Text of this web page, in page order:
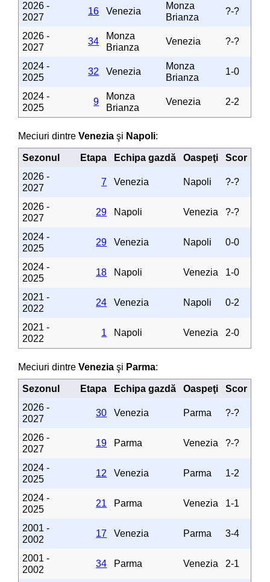
2026 -
2027
16 Venezia
Monza
Brianza
?-?
2026 -
2027
34
Monza
Brianza
Venezia ?-?
2024 -
2025
32 Venezia
Monza
Brianza
1-0
2024 -
2025
9
Monza
Brianza
Venezia 2-2
Meciuri dintreVenezia şi Napoli:
Sezonul Etapa Echipa gazdă Oaspeţi
Scor
2026 -
2027
7 Venezia Napoli ?-?
2026 -
2027
29 Napoli Venezia ?-?
2024 -
2025
29 Venezia Napoli 0-0
2024 -
2025
18 Napoli Venezia 1-0
2021 -
2022
24 Venezia Napoli 0-2
2021 -
2022
1 Napoli Venezia 2-0
Meciuri dintreVenezia şi Parma:
Sezonul Etapa Echipa gazdă Oaspeţi
Scor
2026 -
2027
30 Venezia Parma ?-?
2026 -
2027
19 Parma Venezia ?-?
2024 -
2025
12 Venezia Parma 1-2
2024 -
2025
21 Parma Venezia 1-1
2001 -
2002
17 Venezia Parma 3-4
2001 -
2002
34 Parma Venezia 2-1